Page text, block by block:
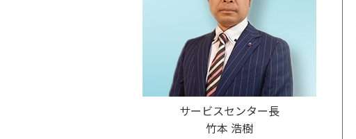
サービスセンター長
竹本 浩樹